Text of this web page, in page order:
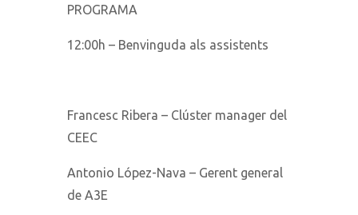
PROGRAMA
12:00h – Benvinguda als assistents
Francesc Ribera – Clúster manager del
CEEC
Antonio López-Nava – Gerent general
de A3E